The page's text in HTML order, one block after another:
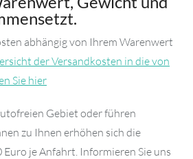
abhängig von Ihrem Warenwert
der Versandkosten in die von
Sie hier
Gebiet oder führen
zu Ihnen erhöhen sich die
je Anfahrt. Informieren Sie uns